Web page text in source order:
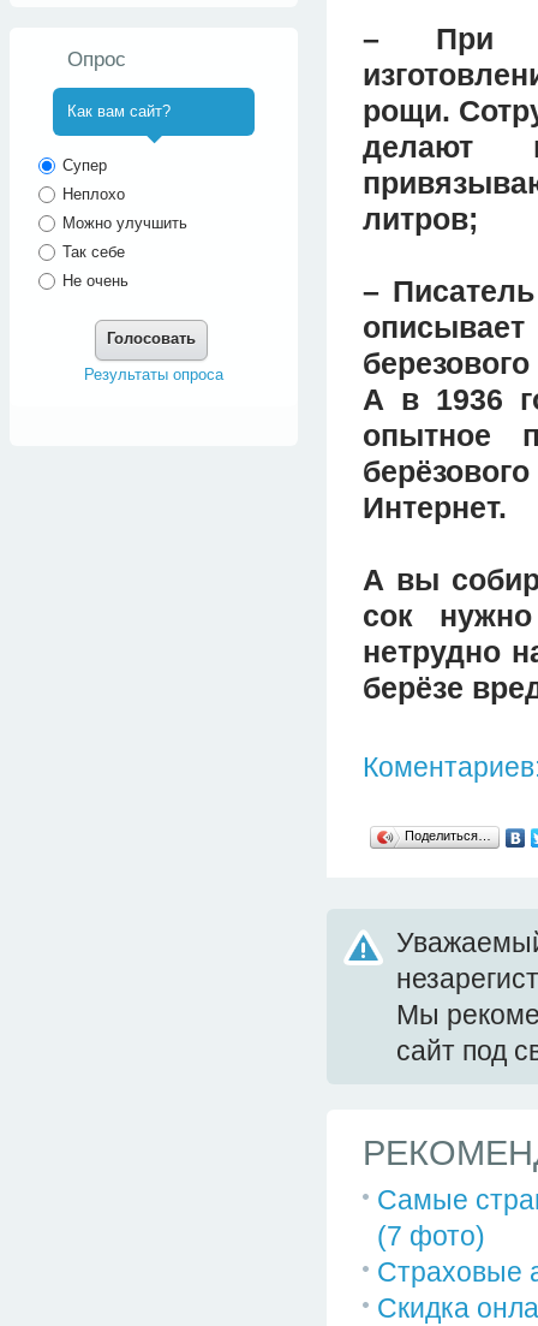
– При
рощи.
делают
литров;
–
А в 1936
опытное
Интернет.
А вы
сок
нетрудно
берёзе
Поделиться…
Мы
сайт под
Самые
(7 фото)
Страховые
Скидка
Опрос
Как вам сайт?
Супер
Неплохо
Можно улучшить
Так себе
Не очень
Голосовать
Результаты опроса